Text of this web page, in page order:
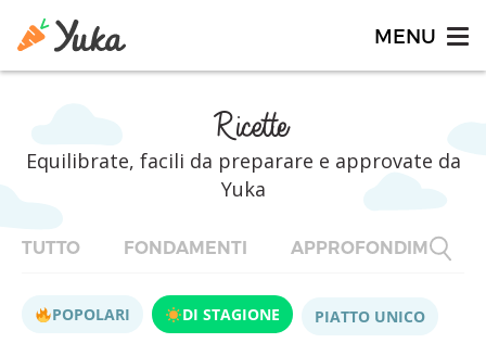
Ricette
Equilibrate, facili da preparare e approvate da
Yuka
TUTTO FONDAMENTI APPROFONDIMENTI
POPOLARI DI STAGIONE PIATTO UNICO